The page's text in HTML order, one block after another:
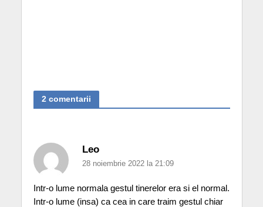
2 comentarii
Leo
28 noiembrie 2022 la 21:09
Intr-o lume normala gestul tinerelor era si el normal.
Intr-o lume (insa) ca cea in care traim gestul chiar